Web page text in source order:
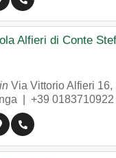
Alfieri di Conte
Via Vittorio Alfieri 16,
| +39 0183710922